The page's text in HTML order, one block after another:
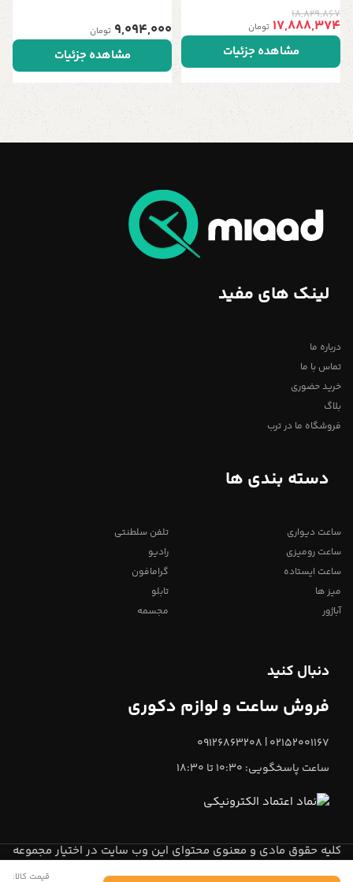
18,829,867
17,888,374 تومان
مشاهده جزئیات
9,094,000 تومان
مشاهده جزئیات
قیمت کالا:
لینک های مفید
درباره ما
تماس با ما
خرید حضوری
بلاگ
فروشگاه ما در ترب
دسته بندی ها
ساعت دیواری
ساعت رومیزی
ساعت ایستاده
میز ها
آباژور
تلفن سلطنتی
رادیو
گرامافون
تابلو
مجسمه
دنبال کنید
فروش ساعت و لوازم دکوری
02152001167 | 09126863208
ساعت پاسخگویی: 10:30 تا 18:30
کلیه حقوق مادی و معنوی محتوای این وب سایت در اختیار مجموعه
میعاد تایممی باشد.